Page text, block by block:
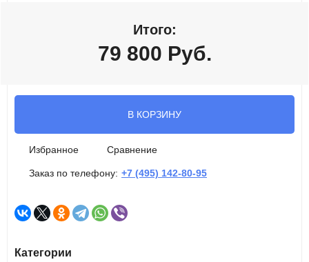
Итого:
79 800 Руб.
В КОРЗИНУ
Избранное Сравнение
Заказ по телефону: +7 (495) 142-80-95
Категории